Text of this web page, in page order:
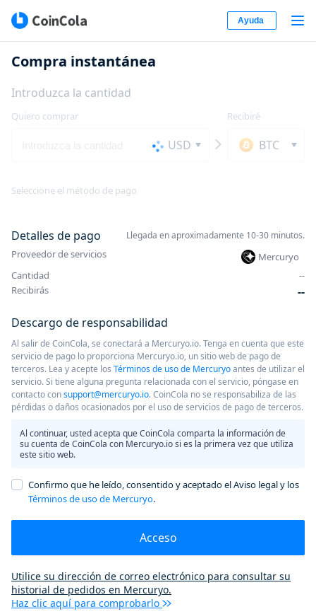
Ayuda
Compra instantánea
Introduzca la cantidad
Quiero comprar
USD
Recibiré
BTC
Seleccione el método de pago
Detalles de pago Llegada en aproximadamente 10-30 minutos.
Proveedor de servicios
Mercuryo
Cantidad
--
Recibirás
--
Descargo de responsabilidad
Al salir de CoinCola, se conectará a Mercuryo.io. Tenga en cuenta que este
servicio de pago lo proporciona Mercuryo.io, un sitio web de pago de
terceros. Lea y acepte los Términos de uso de Mercuryoantes de utilizar el
servicio. Si tiene alguna pregunta relacionada con el servicio, póngase en
contacto consupport@mercuryo.io. CoinCola no se responsabiliza de las
pérdidas o daños ocasionados por el uso de servicios de pago de terceros.
Al continuar, usted acepta que CoinCola comparta la información de
su cuenta de CoinCola con Mercuryo.io si es la primera vez que utiliza
este sitio web.
Confirmo que he leído, consentido y aceptado el Aviso legal y los
Términos de uso de Mercuryo.
Acceso
Utilice su dirección de correo electrónico para consultar su
historial de pedidos en Mercuryo.
Haz clic aquí para comprobarlo